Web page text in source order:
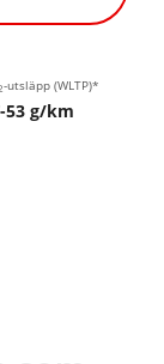
-utsläpp (WLTP)*
53 g/km